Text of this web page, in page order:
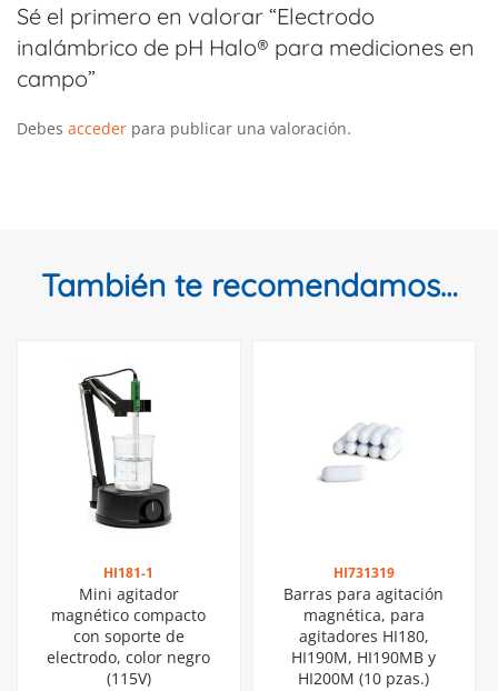
Sé el primero en valorar “Electrodo
inalámbrico de pH Halo® para mediciones en
campo”
Debes acceder para publicar una valoración.
También te recomendamos…
HI181-1
Mini agitador
magnético compacto
con soporte de
electrodo, color negro
(115V)
HI731319
Barras para agitación
magnética, para
agitadores HI180,
HI190M, HI190MB y
HI200M (10 pzas.)